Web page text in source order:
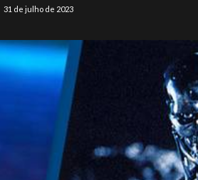
31 de julho de 2023